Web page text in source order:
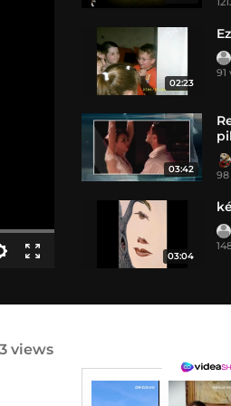
02:23
91
03:42 98
03:04
views